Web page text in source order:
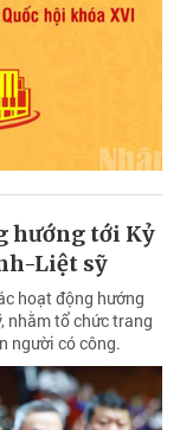
hướng tới Kỷ
Liệt sỹ
hoạt động hướng
nhằm tổ chức trang
người có công.